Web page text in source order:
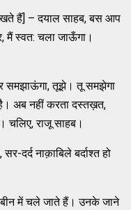
हैं] – दयाल साहब, बस आप
मैं स्वत: चला जाऊँगा।
समझाऊंगा, तूझे। तू समझेगा
अब नहीं करता दस्तख़त,
चलिए, राजू साहब।
दर्द नाक़ाबिले बर्दाश्त हो
में चले जाते हैं। उनके जाने